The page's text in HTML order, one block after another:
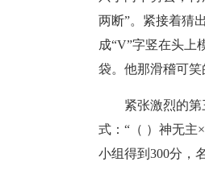
两断”。紧接着猜
成“V”字竖在头上
袋。他那滑稽可笑
紧张激烈的
式：“（ ）神无主
小组得到300分，